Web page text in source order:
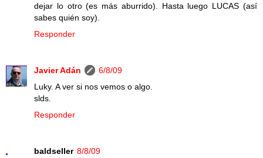
dejar lo otro (es más aburrido). Hasta luego LUCAS (así
sabes quién soy).
Responder
Javier Adán
6/8/09
Luky. A ver si nos vemos o algo.
slds.
Responder
baldseller 8/8/09